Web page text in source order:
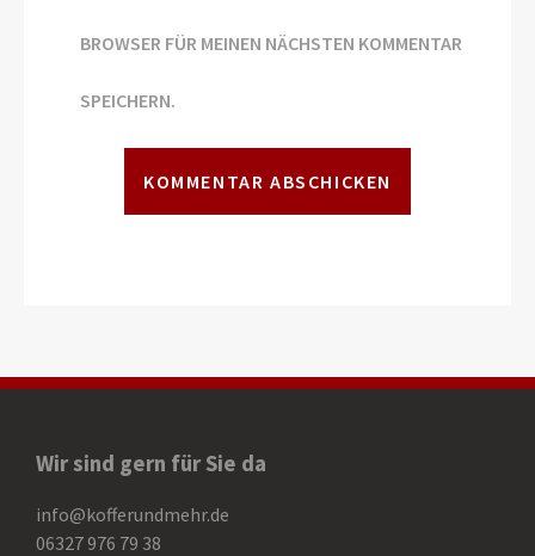
BROWSER FÜR MEINEN NÄCHSTEN KOMMENTAR
SPEICHERN.
Wir sind gern für Sie da
info@kofferundmehr.de
06327 976 79 38